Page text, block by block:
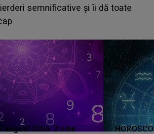
NEAȘTEPTATĂ despre mama
ei în față, eu nu te iubesc pentru
7 august 2026. Zodia